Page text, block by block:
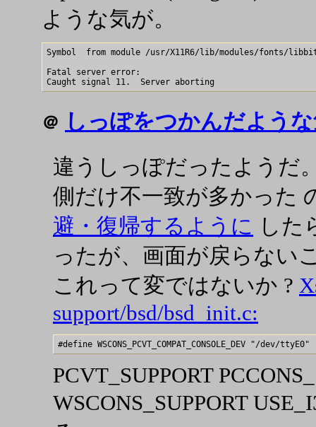
ような気が。
Symbol  from module /usr/X11R6/lib/modules/fonts/
Fatal server error:
＠ しっぽをつかんだよう
違うしっぽだったようだ
側だけ不一致が多かった
避・復帰するように した
ったが、画面が戻らない
これって変ではないか ?
support/bsd/bsd_init.c:
PCVT_SUPPORT
WSCONS_SUPPORT